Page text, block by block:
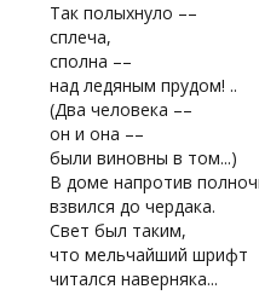
Так полыхнуло ––
сплеча,
сполна ––
над ледяным прудом! ..
(Два человека ––
он и она ––
были виновны в том...)
В доме напротив
взвился до чердака.
Свет был таким,
что мельчайший шрифт
читался наверняка...